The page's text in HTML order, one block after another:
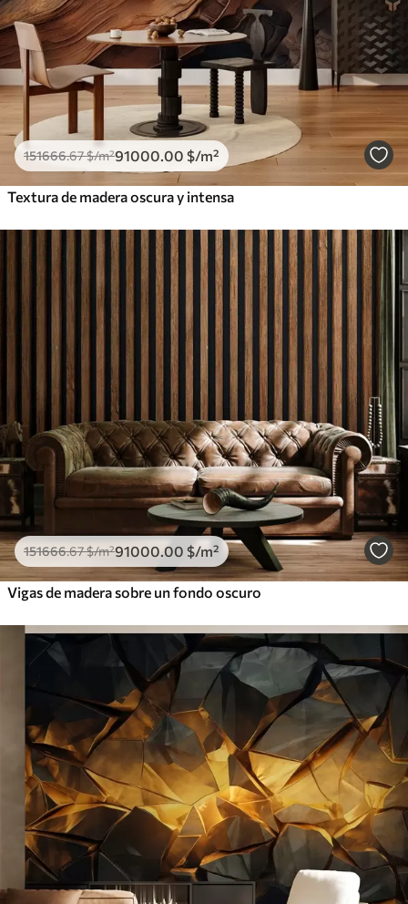
151666.67$/m²91000 .00 $/m²
Textura de madera oscura y intensa
151666.67$/m²91000.00 $/m²
Vigas de madera sobre un fondo oscuro